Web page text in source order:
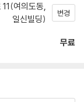
여의도동,
일신빌딩)
변경
무료